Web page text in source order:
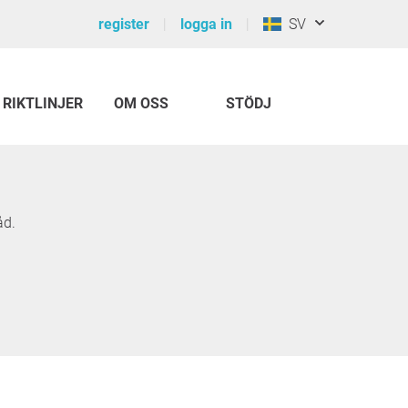
register logga in SV
RIKTLINJER OM OSS STÖDJ